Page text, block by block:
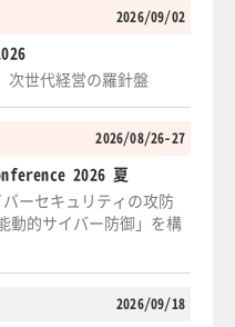
2026/09/02
次世代経営の羅針盤
2026/08/26-27
2026 夏
ーセキュリティの攻防
動的サイバー防御」を構
2026/09/18